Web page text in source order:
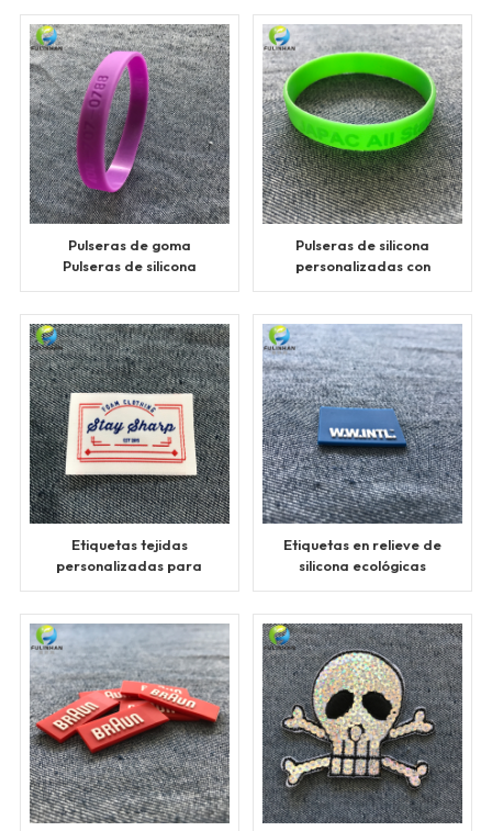
Pulseras de goma
Pulseras de silicona
Pulseras de silicona
personalizadas con
Etiquetas tejidas
personalizadas para
Etiquetas en relieve de
silicona ecológicas